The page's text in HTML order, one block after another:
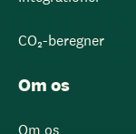
CO₂-beregner
Om os
Om os